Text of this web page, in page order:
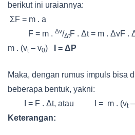
berikut ini uraiannya:
ΣF = m . a
F = m . Δv/ΔtF . Δt = m .
m . (vt – v0) I = ΔP
Maka, dengan rumus impuls bisa
beberapa bentuk, yakni:
I = F . Δt, atau I = m . (vt
Keterangan: